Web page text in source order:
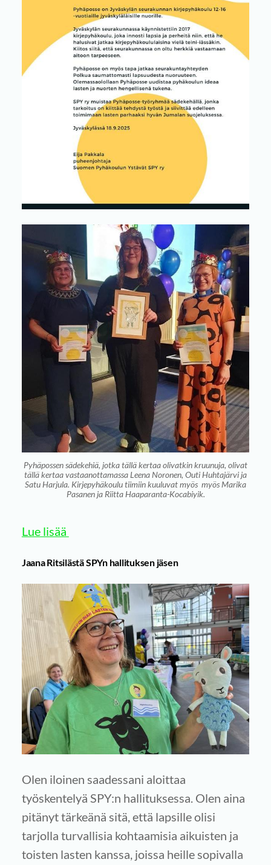
Pyhäpossen sädekehiä, jotka tällä kertaa olivatkin kruunuja, olivat
tällä kertaa vastaanottamassa Leena Noronen, Outi Huhtajärvi ja
Satu Harjula. Kirjepyhäkoulu tiimiin kuuluvat myös myös Marika
Pasanen ja Riitta Haaparanta-Kocabiyik.
Lue lisää
Jaana Ritsilästä SPYn hallituksen jäsen
Olen iloinen saadessani aloittaa
työskentelyä SPY:n hallituksessa. Olen aina
pitänyt tärkeänä sitä, että lapsille olisi
tarjolla turvallisia kohtaamisia aikuisten ja
toisten lasten kanssa, joissa heille sopivalla